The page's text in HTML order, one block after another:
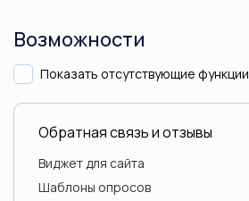
Возможности
Показать отсутствующие функции
Обратная связь и отзывы
Виджет для сайта
Шаблоны опросов